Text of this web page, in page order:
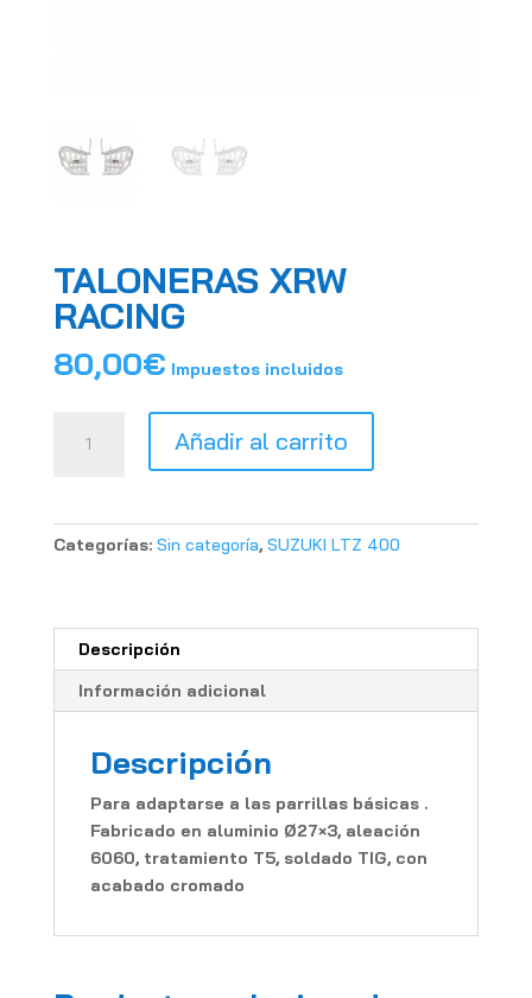
TALONERAS XRW
RACING
80,00€ Impuestos incluidos
Añadir al carrito
Categorías: Sin categoría, SUZUKI LTZ 400
Descripción
Información adicional
Descripción
Para adaptarse a las parrillas básicas .
Fabricado en aluminio Ø27×3, aleación
6060, tratamiento T5, soldado TIG, con
acabado cromado